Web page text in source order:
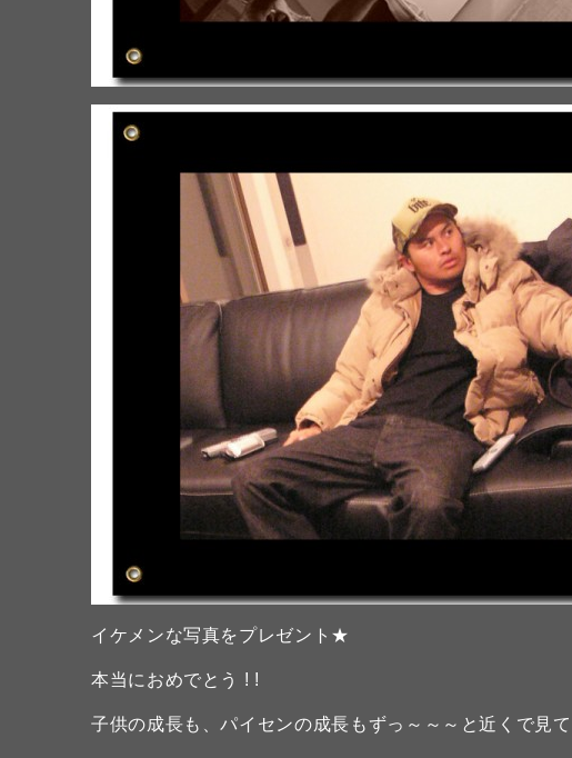
イケメンな写真をプレゼント★
本当におめでとう ! !
子供の成長も、パイセンの成長もずっ～～～と近くで見